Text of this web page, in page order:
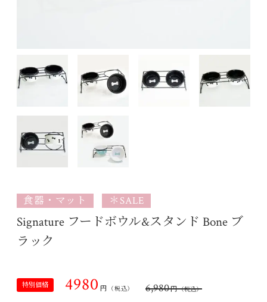
食器・マット ＊SALE
Signature フードボウル&スタンド Bone ブ
ラック
特別価格 4980 円 （税込） 6,980円（税込）